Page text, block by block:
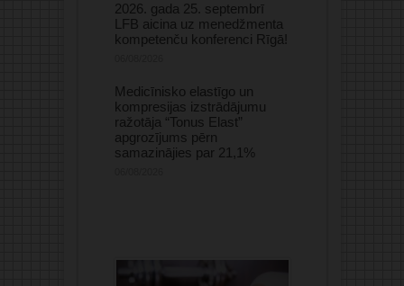
2026. gada 25. septembrī
LFB aicina uz menedžmenta
kompetenču konferenci Rīgā!
Medicīnisko elastīgo un
kompresijas izstrādājumu
ražotāja “Tonus Elast”
apgrozījums pērn
samazinājies par 21,1%